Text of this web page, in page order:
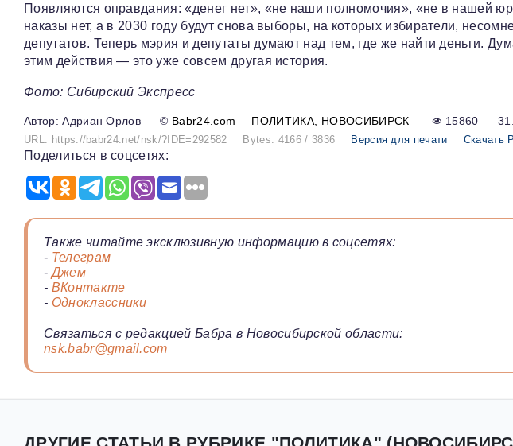
Появляются оправдания: «денег нет», «не наши полномочия», «не в нашей
наказы нет, а в 2030 году будут снова выборы, на которых избиратели,
депутатов. Теперь мэрия и депутаты думают над тем, где же найти деньги.
этим действия — это уже совсем другая история.
Фото: Сибирский Экспресс
Адриан Орлов © Babr24.com ПОЛИТИКА НОВОСИБИРСК 15860
URL: https://babr24.net/nsk/?IDE=292582 Bytes: 4166 / 3836 Версия для печати Скачать
Поделиться в соцсетях:
Также читайте эксклюзивную информацию в соцсетях:
- Телеграм
-Джем
- ВКонтакте
- Одноклассники
Связаться с редакцией Бабра в Новосибирской области:
nsk.babr@gmail.com
ДРУГИЕ СТАТЬИ В РУБРИКЕ "ПОЛИТИКА"